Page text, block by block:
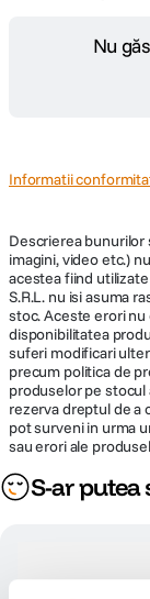
Nu
Informatii
Descrierea
imagini, video etc.)
acestea fiind
S.R.L. nu isi asuma
stoc. Aceste erori nu
disponibilitatea
suferi modificari
precum politica de
produselor pe stocul
rezerva dreptul de a
pot surveni in urma
sau erori ale
S-ar putea